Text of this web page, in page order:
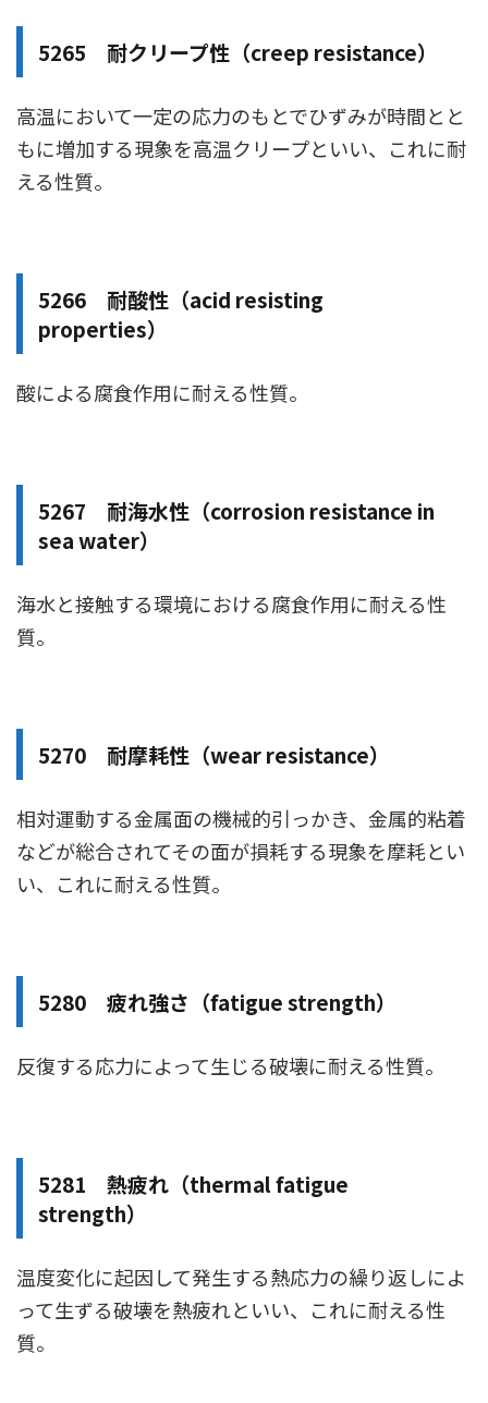
5265 耐クリープ性（creep resistance）
高温において一定の応力のもとでひずみが時間とと
もに増加する現象を高温クリープといい、これに耐
える性質。
5266 耐酸性（acid resisting
properties）
酸による腐食作用に耐える性質。
5267 耐海水性（corrosion resistance in
sea water）
海水と接触する環境における腐食作用に耐える性
質。
5270 耐摩耗性（wear resistance）
相対運動する金属面の機械的引っかき、金属的粘着
などが総合されてその面が損耗する現象を摩耗とい
い、これに耐える性質。
5280 疲れ強さ（fatigue strength）
反復する応力によって生じる破壊に耐える性質。
5281 熱疲れ（thermal fatigue
strength）
温度変化に起因して発生する熱応力の繰り返しによ
って生ずる破壊を熱疲れといい、これに耐える性
質。